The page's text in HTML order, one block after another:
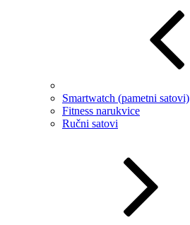
Smartwatch (pametni satovi)
Fitness narukvice
Ručni satovi